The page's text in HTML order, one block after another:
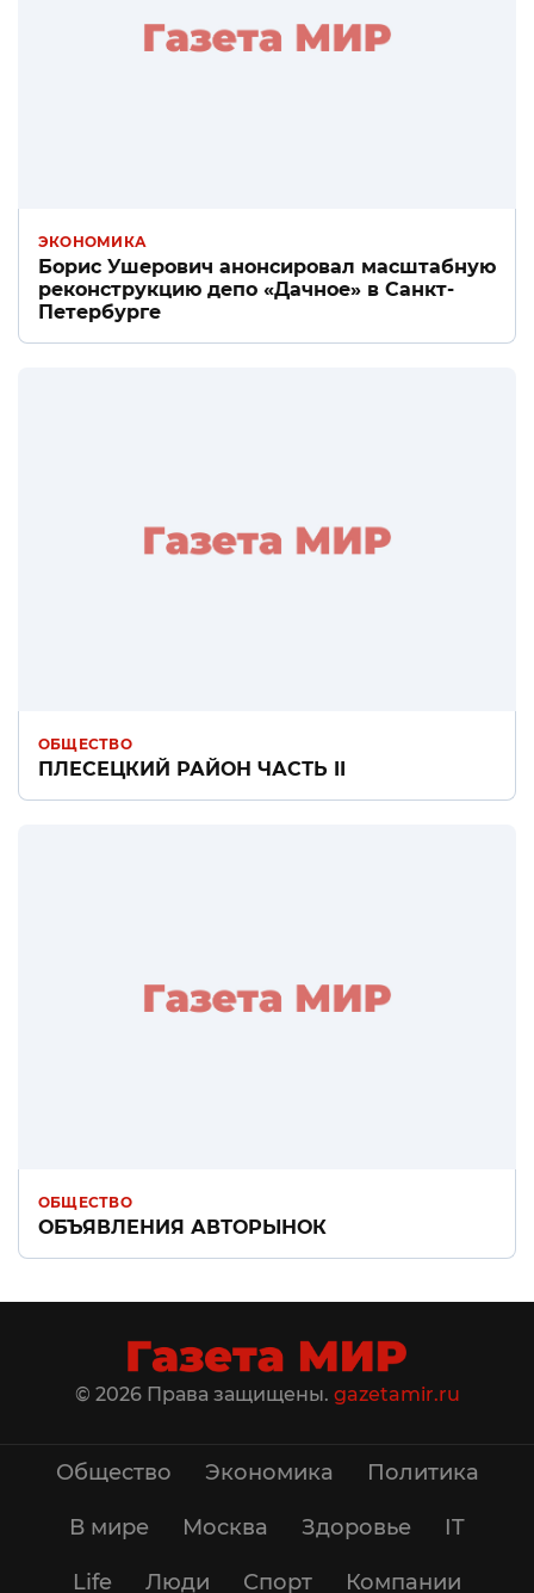
ЭКОНОМИКА
Борис Ушерович анонсировал масштабную
реконструкцию депо «Дачное» в Санкт-
Петербурге
ОБЩЕСТВО
ПЛЕСЕЦКИЙ РАЙОН ЧАСТЬ II
ОБЩЕСТВО
ОБЪЯВЛЕНИЯ АВТОРЫНОК
© 2026 Права защищены. gazetamir.ru
Общество Экономика Политика
В мире Москва Здоровье IT
Life Люди Спорт Компании